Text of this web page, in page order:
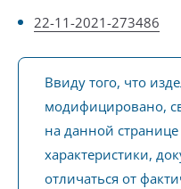
22-11-2021-273486
Ввиду того, что
модифицировано,
на данной
характеристики,
отличаться от